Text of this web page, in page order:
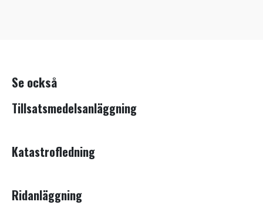
Se också
Tillsatsmedelsanläggning
Katastrofledning
Ridanläggning